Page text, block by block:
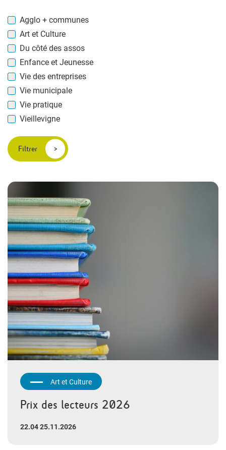
Agglo + communes
Art et Culture
Du côté des assos
Enfance et Jeunesse
Vie des entreprises
Vie municipale
Vie pratique
Vieillevigne
Filtrer
Art et Culture
Prix des lecteurs 2026
22.04 25.11.2026